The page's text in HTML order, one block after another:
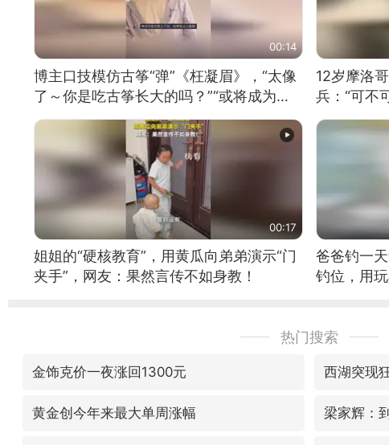
00:14
博主口技模仿古筝“弹”《枉凝眉》，“太像
了～你是吃古筝长大的吗？”“或将成为首
位考级不带古筝的选手。”（来源：新华每
12岁摩洛
兵：“可不
00:17
姐姐的“硬核教育”，用黄瓜向弟弟演示“门
夹手”，网友：果然言传不如身教！
爸爸钓一
钓位，用
热门搜索
金饰克价一夜涨回1300元 西湖突现
黄金创今年来最大单周涨幅 梁家辉：